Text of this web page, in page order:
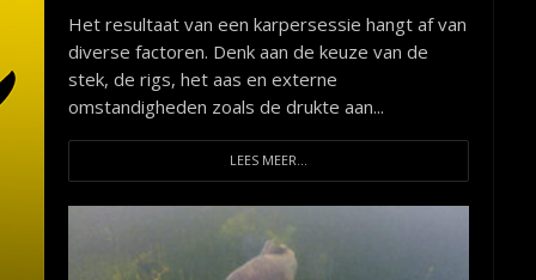
Het resultaat van een karpersessie hangt af van
diverse factoren. Denk aan de keuze van de
stek, de rigs, het aas en externe
omstandigheden zoals de drukte aan...
LEES MEER...